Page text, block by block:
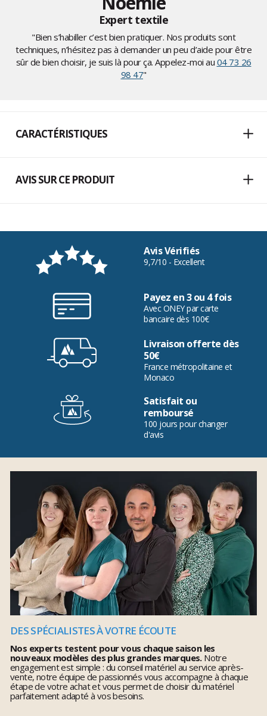
Expert textile
"Bien s’habiller c’est bien pratiquer. Nos produits sont
techniques, n’hésitez pas à demander un peu d’aide pour être
sûr de bien choisir, je suis là pour ça. Appelez-moi au 04 73 26
98 47"
CARACTÉRISTIQUES
AVIS SUR CE PRODUIT
Avis Vérifiés
9,7/10 - Excellent
Payez en 3 ou 4 fois
Avec ONEY par carte
bancaire dès 100€
Livraison offerte dès
50€
France métropolitaine et
Monaco
Satisfait ou
remboursé
100 jours pour changer
d'avis
DES SPÉCIALISTES À VOTRE ÉCOUTE
Nos experts testent pour vous chaque saison les
nouveaux modèles des plus grandes marques.Notre
engagement est simple : du conseil matériel au service après-
vente, notre équipe de passionnés vous accompagne à chaque
étape de votre achat et vous permet de choisir du matériel
parfaitement adapté à vos besoins.